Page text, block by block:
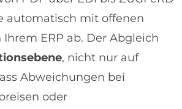
automatisch mit offenen
ERP ab. Der Abgleich
, nicht nur auf
Abweichungen bei
oder